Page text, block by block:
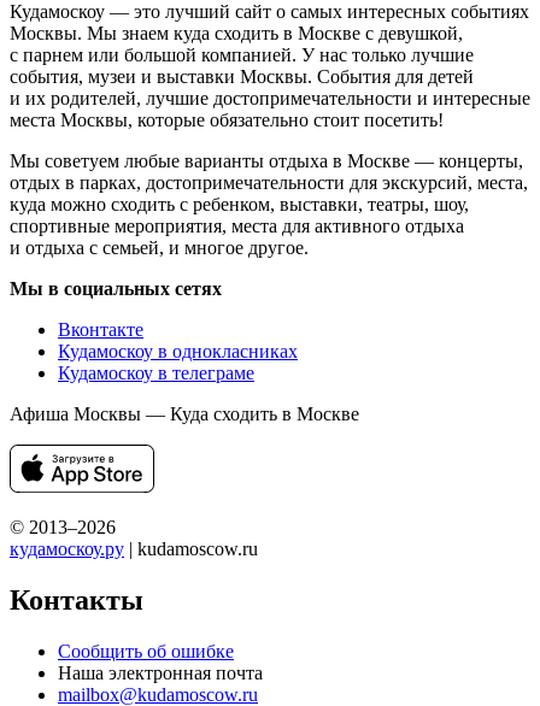
Кудамоскоу — это лучший сайт о самых интересных событиях
Москвы. Мы знаем куда сходить в Москве с девушкой,
с парнем или большой компанией. У нас только лучшие
события, музеи и выставки Москвы. События для детей
и их родителей, лучшие достопримечательности и интересные
места Москвы, которые обязательно стоит посетить!
Мы советуем любые варианты отдыха в Москве — концерты,
отдых в парках, достопримечательности для экскурсий, места,
куда можно сходить с ребенком, выставки, театры, шоу,
спортивные мероприятия, места для активного отдыха
и отдыха с семьей, и многое другое.
Мы в социальных сетях
Вконтакте
Кудамоскоу в однокласниках
Кудамоскоу в телеграме
Афиша Москвы — Куда сходить в Москве
© 2013–2026
кудамоскоу.ру | kudamoscow.ru
Контакты
Сообщить об ошибке
Наша электронная почта
mailbox@kudamoscow.ru